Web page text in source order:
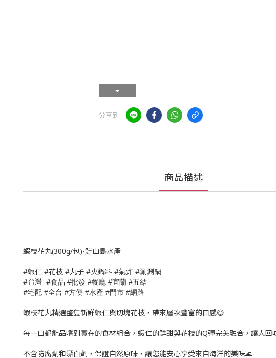
分享到
商品描述
蝦枝花丸(300g/包)-鮭山島水產
#蝦仁 #花枝 #丸子 #火鍋料 #氣炸 #涮涮鍋
#台灣 #食品 #批發 #餐廳 #宜蘭 #五結
#宅配 #全台 #方便 #水產 #門市 #網路
蝦枝花丸精選整隻新鮮蝦仁與切塊花枝，帶來層次豐富的口感😋
每一口都能品嚐到實在的食材組合，蝦仁的鮮甜與花枝的Q彈完美融合，讓人回
不含防腐劑和漂白劑，保證自然原味，讓您能安心享受來自海洋的美味🌊